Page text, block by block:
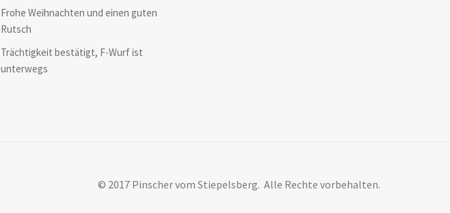
Frohe Weihnachten und einen guten
Rutsch
Trächtigkeit bestätigt, F-Wurf ist
unterwegs
© 2017 Pinscher vom Stiepelsberg. Alle Rechte vorbehalten.